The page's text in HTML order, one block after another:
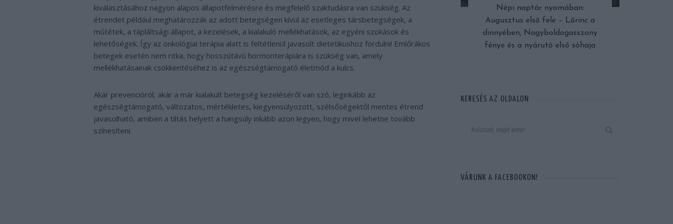
kiválasztásához nagyon alapos állapotfelmérésre és megfelelő szaktudásra van szükség. Az
étrendet például meghatározzák az adott betegségen kívül az esetleges társbetegségek, a
műtétek, a tápláltsági állapot, a kezelések, a kialakuló mellékhatások, az egyéni szokások és
lehetőségek. Így az onkológiai terápia alatt is feltétlenül javasolt dietetikushoz fordulni! Emlőrákos
betegek esetén nem ritka, hogy hosszútávú hormonterápiára is szükség van, amely
mellékhatásainak csökkentéséhez is az egészségtámogató életmód a kulcs.
Akár prevencióról, akár a már kialakult betegség kezeléséről van szó, leginkább az
egészségtámogató, változatos, mértékletes, kiegyensúlyozott, szélsőségektől mentes étrend
javasolható, amiben a tiltás helyett a hangsúly inkább azon legyen, hogy mivel lehetne tovább
színesíteni.
Népi naptár nyomában:
Augusztus első fele – Lőrinc a
dinnyében, Nagyboldogasszony
fénye és a nyárutó első sóhaja
KERESÉS AZ OLDALON
VÁRUNK A FACEBOOKON!